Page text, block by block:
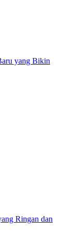
yang Bikin
Ringan dan